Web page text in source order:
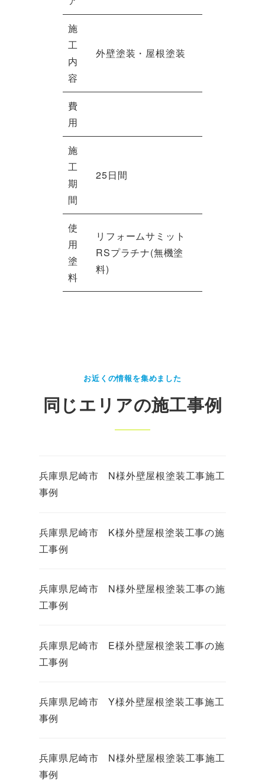
施
工
内
容
外壁塗装・屋根塗装
費
用
施
工
期
間
25日間
使
用
塗
料
リフォームサミット
RSプラチナ(無機塗
料)
お近くの情報を集めました
同じエリアの施工事例
兵庫県尼崎市 N様外壁屋根塗装工事施工
事例
兵庫県尼崎市 K様外壁屋根塗装工事の施
工事例
兵庫県尼崎市 N様外壁屋根塗装工事の施
工事例
兵庫県尼崎市 E様外壁屋根塗装工事の施
工事例
兵庫県尼崎市 Y様外壁屋根塗装工事施工
事例
兵庫県尼崎市 N様外壁屋根塗装工事施工
事例